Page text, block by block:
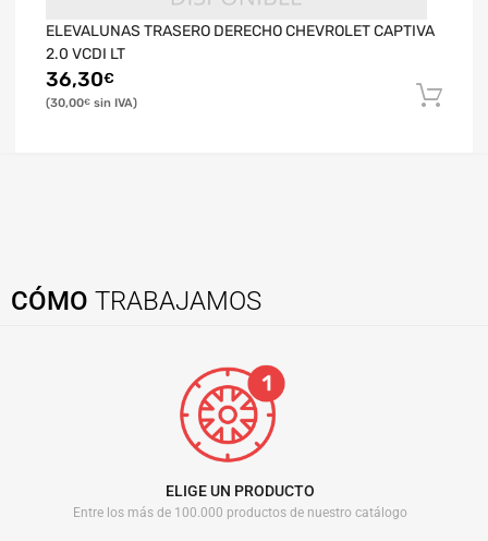
ELEVALUNAS TRASERO DERECHO CHEVROLET CAPTIVA
2.0 VCDI LT
36,30€
30,00€
CÓMO TRABAJAMOS
ELIGE UN PRODUCTO
Entre los más de 100.000 productos de nuestro catálogo